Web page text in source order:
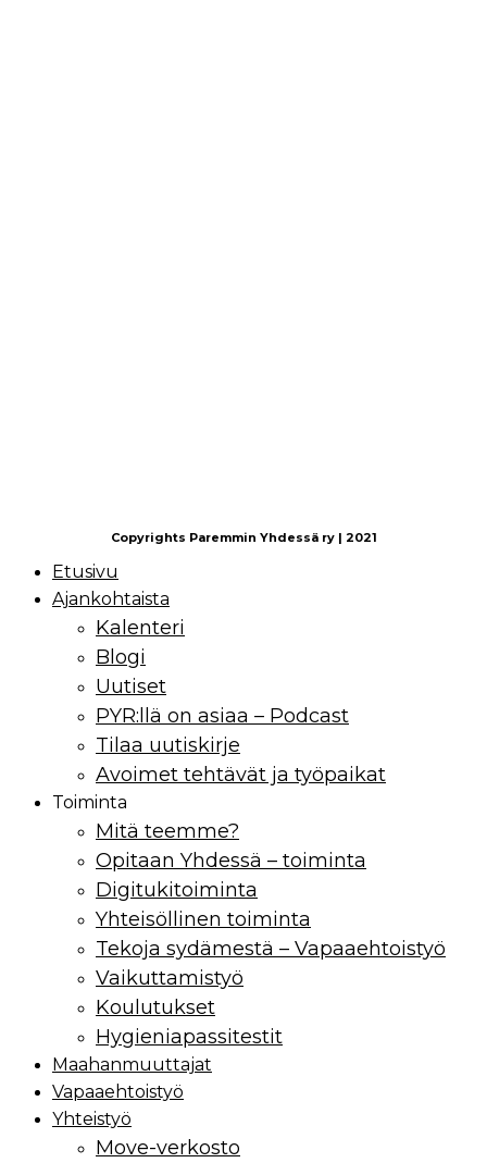
Copyrights Paremmin Yhdessä ry | 2021
Etusivu
Ajankohtaista
Kalenteri
Blogi
Uutiset
PYR:llä on asiaa – Podcast
Tilaa uutiskirje
Avoimet tehtävät ja työpaikat
Toiminta
Mitä teemme?
Opitaan Yhdessä – toiminta
Digitukitoiminta
Yhteisöllinen toiminta
Tekoja sydämestä – Vapaaehtoistyö
Vaikuttamistyö
Koulutukset
Hygieniapassitestit
Maahan­muuttajat
Vapaaehtoistyö
Yhteistyö
Move-verkosto